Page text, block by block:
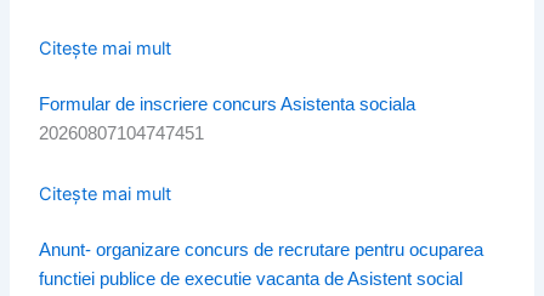
Citește mai mult
Formular de inscriere concurs Asistenta sociala
20260807104747451
Citește mai mult
Anunt- organizare concurs de recrutare pentru ocuparea
functiei publice de executie vacanta de Asistent social